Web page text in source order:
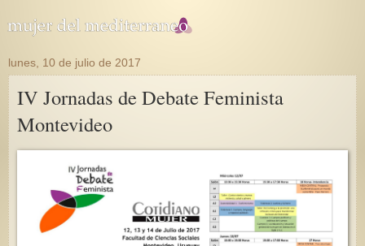
lunes, 10 de julio de 2017
IV Jornadas de Debate Feminista
Montevideo